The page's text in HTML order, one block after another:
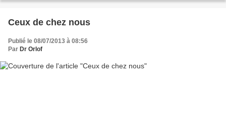
Ceux de chez nous
Publié le 08/07/2013 à 08:56
Par Dr Orlof